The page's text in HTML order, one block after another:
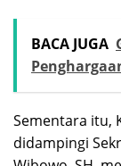
BACA JUGA
Sementara itu,
didampingi